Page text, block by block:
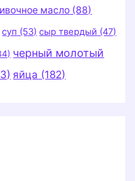
масло (88)
суп (53) сыр твердый (47)
черный молотый
яйца (182)